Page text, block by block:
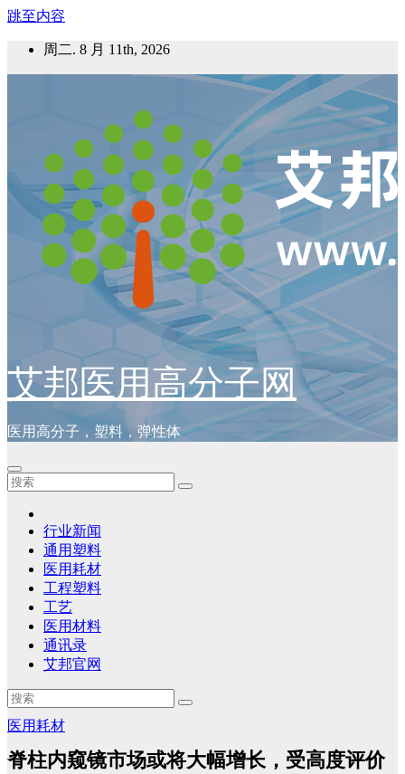
跳至内容
周二. 8 月 11th, 2026
艾邦医用高分子网
医用高分子，塑料，弹性体
行业新闻
通用塑料
医用耗材
工程塑料
工艺
医用材料
通讯录
艾邦官网
医用耗材
脊柱内窥镜市场或将大幅增长，受高度评价